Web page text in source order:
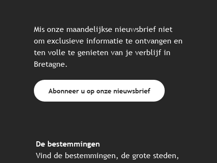
Mis onze maandelijkse nieuwsbrief niet
om exclusieve informatie te ontvangen en
ten volle te genieten van je verblijf in
Bretagne.
Abonneer u op onze nieuwsbrief
De bestemmingen
Vind de bestemmingen, de grote steden,